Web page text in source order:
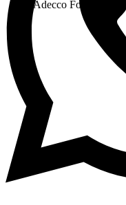
Adecco Formación